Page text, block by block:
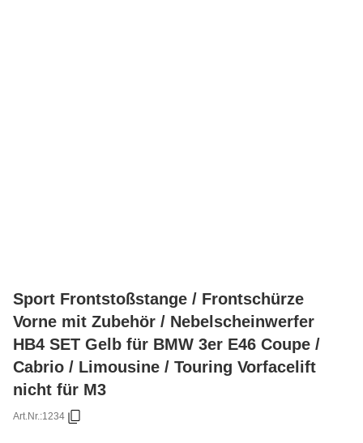
Sport Frontstoßstange / Frontschürze
Vorne mit Zubehör / Nebelscheinwerfer
HB4 SET Gelb für BMW 3er E46 Coupe /
Cabrio / Limousine / Touring Vorfacelift
nicht für M3
Art.Nr.:1234